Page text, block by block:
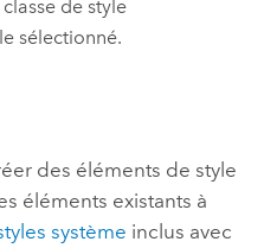
de style
sélectionné.
des éléments de style
éléments existants à
système inclus avec